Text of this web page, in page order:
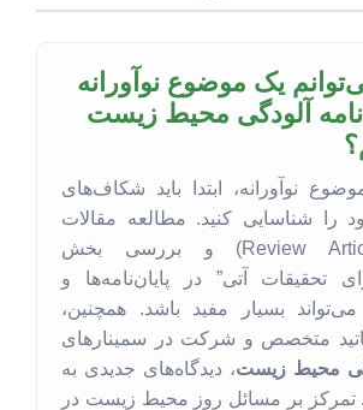
یک موضوع نوآورانه
نامه آلودگی محیط زیست
نوآورانه، ابتدا باید شکاف‌های
را شناسایی کنید. مطالعه مقالات
مروری (Review Articles) و بررسی بخش
تحقیقات آتی” در پایان‌نامه‌ها و
می‌تواند بسیار مفید باشد. همچنین،
متخصص و شرکت در سمینارهای
محیط زیست، دیدگاه‌های جدیدی به
تمرکز بر مسائل روز محیط زیست در